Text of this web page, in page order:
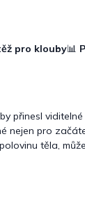
pro klouby📊
přinesl viditelné
nejen pro
těla,